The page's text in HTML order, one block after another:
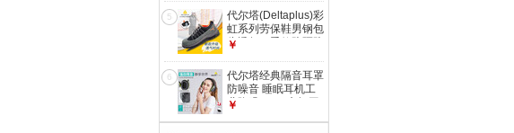
工作安全鞋 【旗舰
套装】新款蓝灰+原
厂鞋垫+手套 41
5
代尔塔(Deltaplus)彩
虹系列劳保鞋男钢包
头透气四季款防砸防
工作安全鞋 【旗舰
套装】新款黑灰+原
厂鞋垫+手套 42
￥
6
代尔塔经典隔音耳罩
防噪音 睡眠耳机工
业降噪26db 车间工
￥